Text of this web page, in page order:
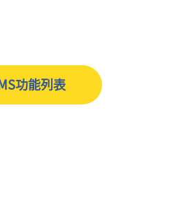
功能列表